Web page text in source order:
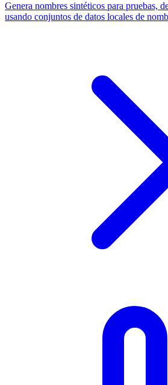
Genera nombres sintéticos para pruebas,
usando conjuntos de datos locales de